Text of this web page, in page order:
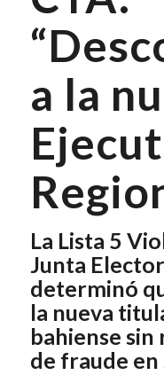
a la
La Lista 5
Junta
determinó
la nueva
bahiense
de fraude en